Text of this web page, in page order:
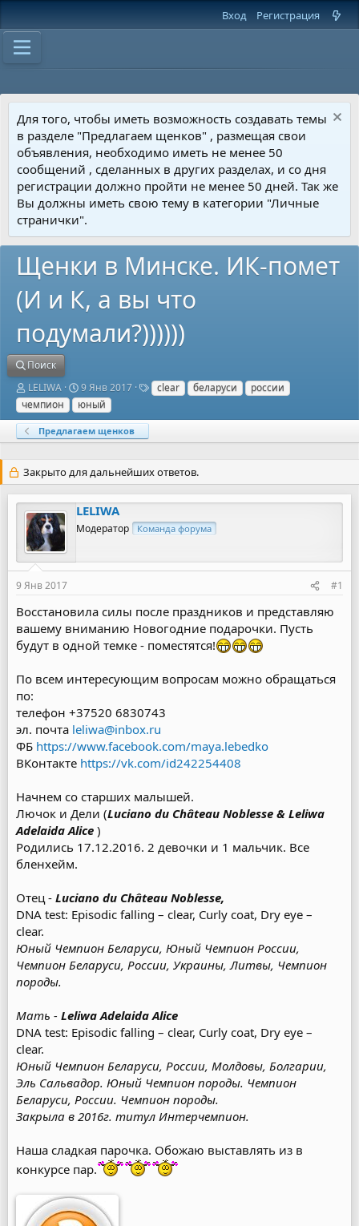
Вход Регистрация
Для того, чтобы иметь возможность создавать темы
в разделе "Предлагаем щенков" , размещая свои
объявления, необходимо иметь не менее 50
сообщений , сделанных в других разделах, и со дня
регистрации должно пройти не менее 50 дней. Так же
Вы должны иметь свою тему в категории "Личные
странички".
Щенки в Минске. ИК-помет
(И и К, а вы что
подумали?))))))
Поиск
А
в
т
о
р
м
ы
LELIWA
Д
а
т
а
н
а
л
а
9 Янв 2017
Т
е
и
clear беларуси
россии
чемпион
юный
Предлагаем щенков
Закрыто для дальнейших ответов.
LELIWA
Модератор Команда форума
9 Янв 2017 #1
Восстановила силы после праздников и представляю
вашему вниманию Новогодние подарочки. Пусть
будут в одной темке - поместятся!
По всем интересующим вопросам можно обращаться
по:
телефон +37520 6830743
эл. почта leliwa@inbox.ru
ФБ https://www.facebook.com/maya.lebedko
ВКонтакте https://vk.com/id242254408
Начнем со старших малышей.
Лючок и Дели (Luciano du Château Noblesse & Leliwa
Adelaida Alice )
Родились 17.12.2016. 2 девочки и 1 мальчик. Все
бленхейм.
Отец - Luciano du Château Noblesse,
DNA test: Episodic falling – clear, Curly coat, Dry eye –
clear.
Юный Чемпион Беларуси, Юный Чемпион России,
Чемпион Беларуси, России, Украины, Литвы, Чемпион
породы.
Мать - Leliwa Adelaida Alice
DNA test: Episodic falling – clear, Curly coat, Dry eye –
clear.
Юный Чемпион Беларуси, России, Молдовы, Болгарии,
Эль Сальвадор. Юный Чемпион породы. Чемпион
Беларуси, России. Чемпион породы.
Закрыла в 2016г. титул Интерчемпион.
Наша сладкая парочка. Обожаю выставлять из в
конкурсе пар.